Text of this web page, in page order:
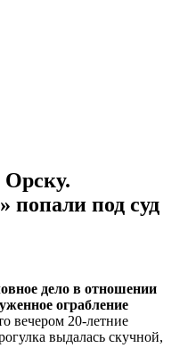
Орску.
попали под суд
дело в отношении
ограбление
вечером 20-летние
выдалась скучной,